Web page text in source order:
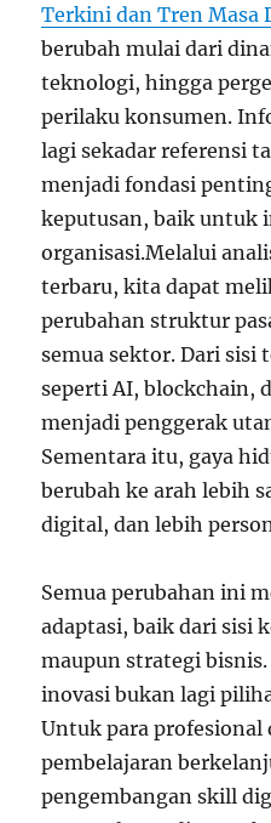
Terkini dan Tren Masa
berubah mulai dari
teknologi, hingga
perilaku konsumen.
lagi sekadar referensi
menjadi fondasi
keputusan, baik untuk
organisasi.Melalui
terbaru, kita dapat
perubahan struktur
semua sektor. Dari sisi
seperti AI, blockchain,
menjadi penggerak
Sementara itu, gaya
berubah ke arah lebih
digital, dan lebih
Semua perubahan ini
adaptasi, baik dari sisi
maupun strategi bisnis.
inovasi bukan lagi
Untuk para profesional
pembelajaran
pengembangan skill